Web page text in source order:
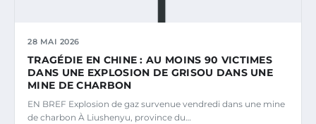
28 MAI 2026
TRAGÉDIE EN CHINE : AU MOINS 90 VICTIMES
DANS UNE EXPLOSION DE GRISOU DANS UNE
MINE DE CHARBON
EN BREF Explosion de gaz survenue vendredi dans une mine
de charbon À Liushenyu, province du…